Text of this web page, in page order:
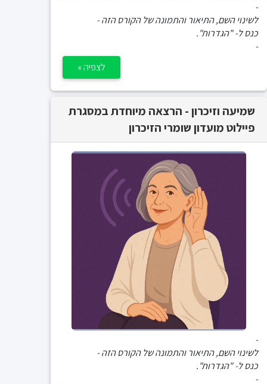
-
לשינוי השם, התיאור והתמונה של הקורס הזה -
כנס ל- "הגדרות".
-
לצפיה »
שמיעה וזיכרון - הרצאה מיוחדת במסגרת
פיילוט מועדון שומרי הזיכרון
-
לשינוי השם, התיאור והתמונה של הקורס הזה -
כנס ל- "הגדרות".
-